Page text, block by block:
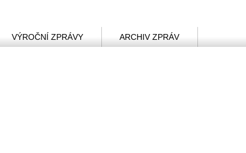
VÝROČNÍ ZPRÁVY ARCHIV ZPRÁV